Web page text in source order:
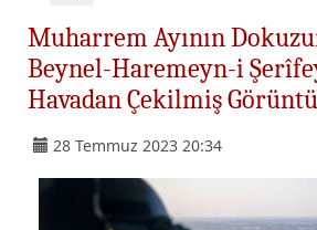
Muharrem Ayının
Beynel-Haremeyn-i
Havadan Çekilmiş
28 Temmuz 2023 20:34